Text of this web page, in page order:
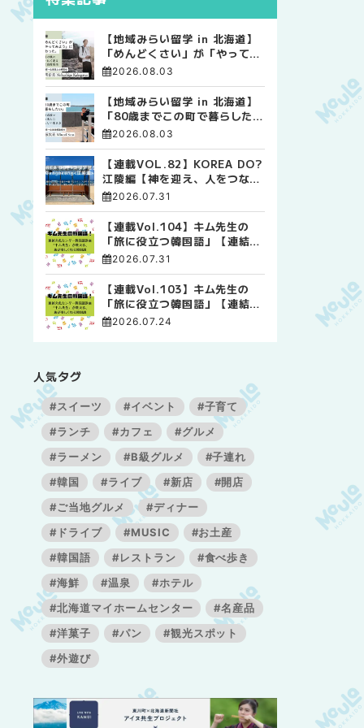
【地域みらい留学 in 北海道】
「めんどくさい」が「やってみ
よう」に変わった。 十勝の風
自由な高校生活
2026.08.03
【地域みらい留学 in 北海道】
「80歳までこの町で暮らした
い」 標津高校で踏み出した、
2026.08.03
【連載VOL.82】KOREA DO?
江陵編【神を迎え、人をつなぐ
時間 ― 江陵端午祭 】
2026.07.31
【連載Vol.104】キム先生の
「旅に役立つ韓国語」【連結語
尾について その4】
2026.07.31
【連載Vol.103】キム先生の
「旅に役立つ韓国語」【連結語
尾について その3】
2026.07.24
人気タグ
#スイーツ #イベント
#子育て
#ランチ
#カフェ
#グルメ
#ラーメン
#B級グルメ
#子連れ
#韓国
#ライブ #新店
#開店
#ご当地グルメ
#ディナー
#ドライブ
#MUSIC
#お土産
#韓国語
#レストラン
#食べ歩き
#海鮮
#温泉
#ホテル
#北海道マイホームセンター
#名産品
#洋菓子
#パン
#観光スポット
#外遊び